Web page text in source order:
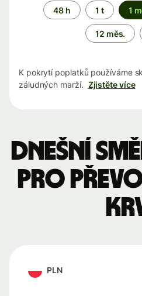
Časové
období
48 h 1 t 1
12 měs.
K pokrytí poplatků používáme
záludných marží. Zjistěte více
Dnešní
pro
PLN